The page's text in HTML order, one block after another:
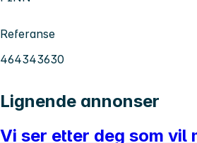
Referanse
464343630
Lignende annonser
Vi ser etter deg som vil